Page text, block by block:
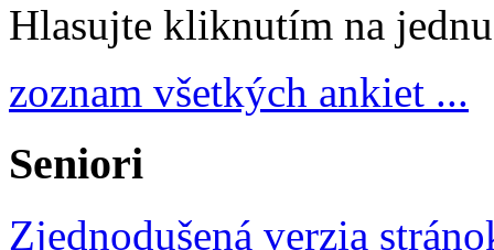
Hlasujte kliknutím na
zoznam všetkých ankiet ...
Seniori
Zjednodušená verzia